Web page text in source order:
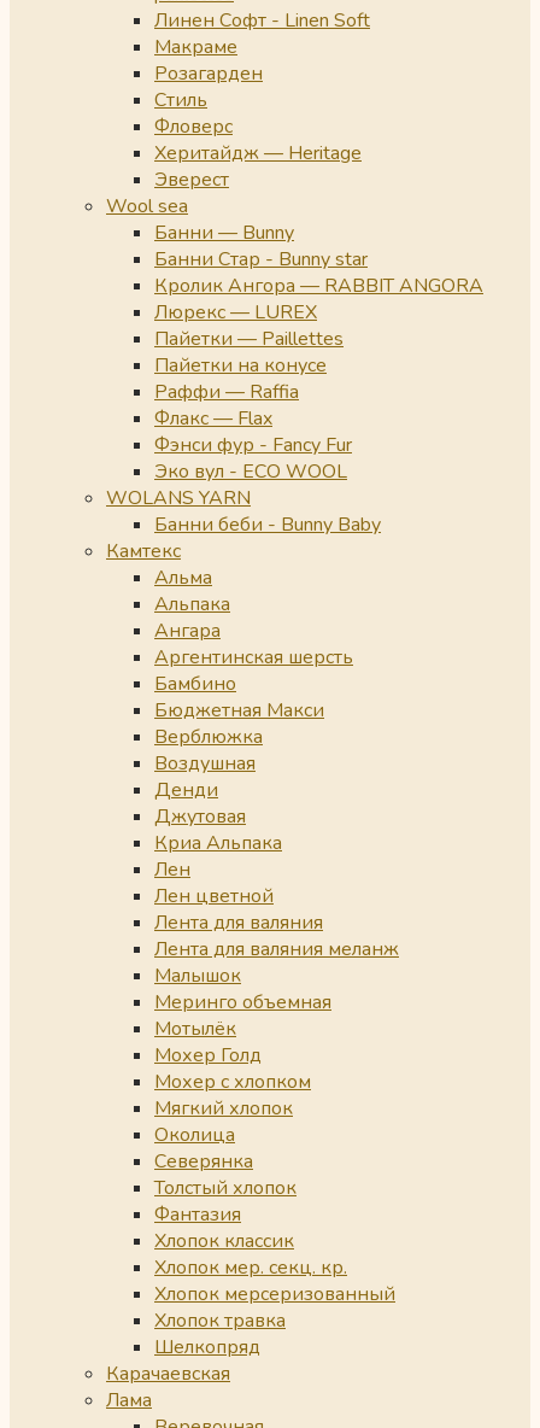
Линен Софт - Linen Soft
Макраме
Розагарден
Стиль
Фловерс
Херитайдж — Heritage
Эверест
Wool sea
Банни — Bunny
Банни Стар - Bunny star
Кролик Ангора — RABBIT ANGORA
Люрекс — LUREX
Пайетки — Paillettes
Пайетки на конусе
Раффи — Raffia
Флакс — Flax
Фэнси фур - Fancy Fur
Эко вул - ECO WOOL
WOLANS YARN
Банни беби - Bunny Baby
Камтекс
Альма
Альпака
Ангара
Аргентинская шерсть
Бамбино
Бюджетная Макси
Верблюжка
Воздушная
Денди
Джутовая
Криа Альпака
Лен
Лен цветной
Лента для валяния
Лента для валяния меланж
Малышок
Меринго объемная
Мотылёк
Мохер Голд
Мохер с хлопком
Мягкий хлопок
Околица
Северянка
Толстый хлопок
Фантазия
Хлопок классик
Хлопок мер. секц. кр.
Хлопок мерсеризованный
Хлопок травка
Шелкопряд
Карачаевская
Лама